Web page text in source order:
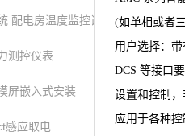
配电房温度监控设备
测控仪表
屏嵌入式安装
感应取电
(如单相或者
用户选择：带
DCS 等接口要
设置和控制
应用于各种控